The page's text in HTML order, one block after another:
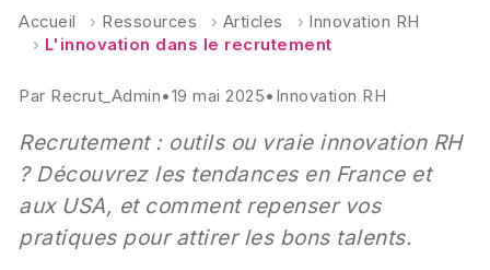
Accueil › Ressources › Articles › Innovation RH
› L'innovation dans le recrutement
Par Recrut_Admin•19 mai 2025• Innovation RH
Recrutement : outils ou vraie innovation RH
? Découvrez les tendances en France et
aux USA, et comment repenser vos
pratiques pour attirer les bons talents.